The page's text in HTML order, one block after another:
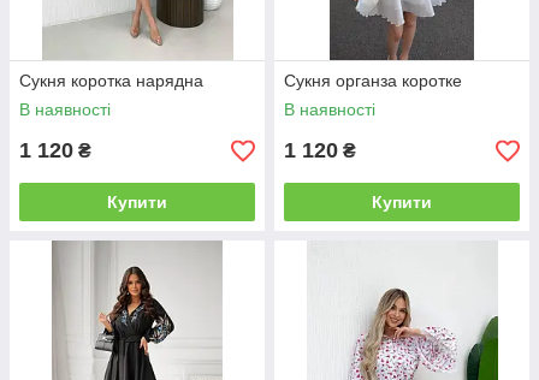
5
Множество позитивних відгуків
підтверджують наші принципи в
роботі
самостійно.
6
Найкращі гуртові ціни та умови
роботи з партнерами
У нас найкращі ціни на весь жіночий одяг завдяки
Зручна форма продажів
Дуже легко оформити замовлення на сайті через
Сукня коротка нарядна
В наявності
1 120 ₴
Купити
Сукня органза коротке
В наявності
1 120 ₴
Купити